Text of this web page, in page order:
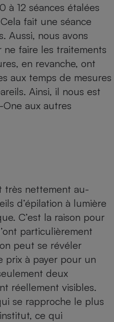
à 12 séances étalées
fait une séance
Aussi, nous avons
faire les traitements
en revanche, ont
aux temps de mesures
Ainsi, il nous est
One aux autres
très nettement au-
d’épilation à lumière
C’est la raison pour
particulièrement
peut se révéler
prix à payer pour un
deux
réellement visibles.
se rapproche le plus
ce qui